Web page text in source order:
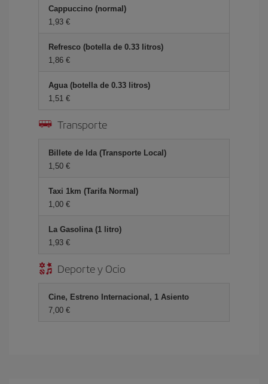
Cappuccino (normal)
1,93 €
Refresco (botella de 0.33 litros)
1,86 €
Agua (botella de 0.33 litros)
1,51 €
Transporte
Billete de Ida (Transporte Local)
1,50 €
Taxi 1km (Tarifa Normal)
1,00 €
La Gasolina (1 litro)
1,93 €
Deporte y Ocio
Cine, Estreno Internacional, 1 Asiento
7,00 €